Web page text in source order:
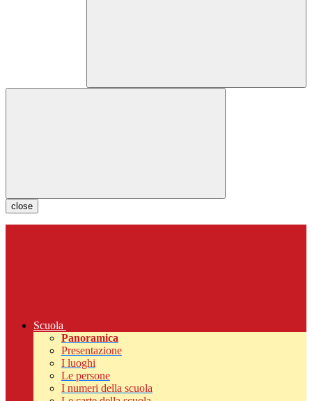
close
Scuola
Panoramica
Presentazione
I luoghi
Le persone
I numeri della scuola